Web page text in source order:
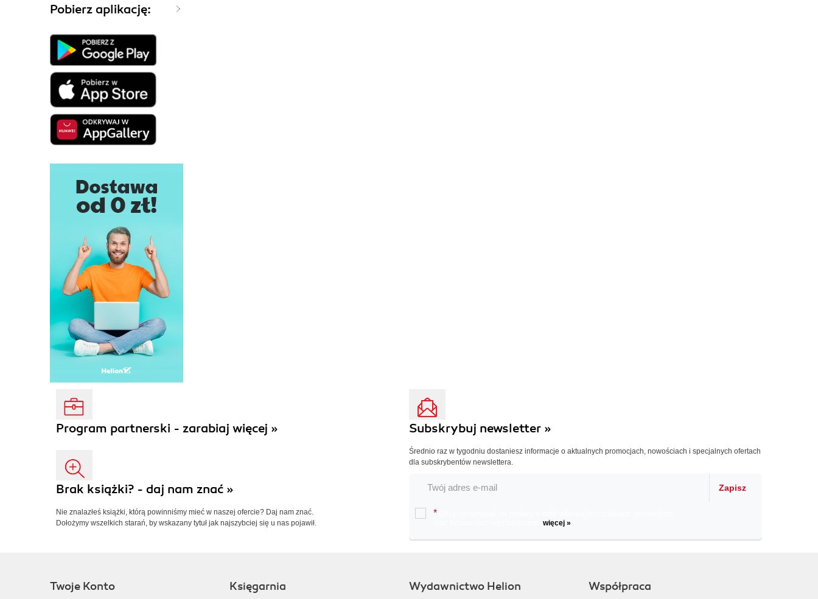
Pobierz aplikację:
Program partnerski - zarabiaj więcej »
Brak książki? - daj nam znać »
Nie znalazłeś książki, którą powinniśmy mieć w naszej ofercie? Daj nam znać.
Dołożymy wszelkich starań, by wskazany tytuł jak najszybciej się u nas pojawił.
Subskrybuj newsletter »
Średnio raz w tygodniu dostaniesz informacje o aktualnych promocjach, nowościach i specjalnych ofertach
dla subskrybentów newslettera.
Zapisz
*
więcej »
Twoje Konto Księgarnia Wydawnictwo Helion Współpraca